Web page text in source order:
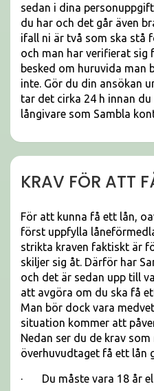
sedan i dina
du har och det går även
ifall ni är två som ska stå
och man har verifierat sig
besked om huruvida man
inte. Gör du din ansökan
tar det cirka 24 h innan
långivare som Sambla
KRAV FÖR ATT
För att kunna få ett lån,
först uppfylla
strikta kraven faktiskt är
skiljer sig åt. Därför har
och det är sedan upp till
att avgöra om du ska få
Man bör dock vara
situation kommer att
Nedan ser du de krav
överhuvudtaget få ett lån
· Du måste vara 18 år